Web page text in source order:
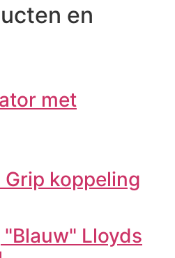
en
met
koppeling
Lloyds